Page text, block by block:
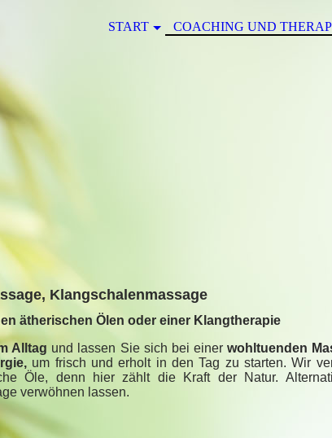
START COACHING UND
Klangschalenmassage
ätherischen Ölen oder einer Klangtherapie
Alltag und lassen Sie sich bei einerwohltuenden
um frisch und erholt in den Tag zu starten. Wir
Öle, denn hier zählt die Kraft der Natur.
verwöhnen lassen.